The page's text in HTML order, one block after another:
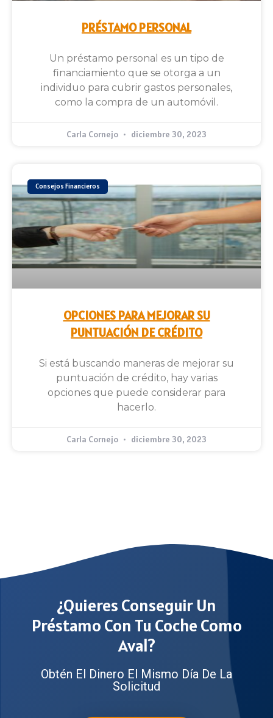
PRÉSTAMO PERSONAL
Un préstamo personal es un tipo de
financiamiento que se otorga a un
individuo para cubrir gastos personales,
como la compra de un automóvil.
Carla Cornejo diciembre 30, 2023
Consejos Financieros
OPCIONES PARA MEJORAR SU
PUNTUACIÓN DE CRÉDITO
Si está buscando maneras de mejorar su
puntuación de crédito, hay varias
opciones que puede considerar para
hacerlo.
Carla Cornejo diciembre 30, 2023
¿Quieres Conseguir Un
Préstamo Con Tu Coche Como
Aval?
Obtén El Dinero El Mismo Día De La
Solicitud